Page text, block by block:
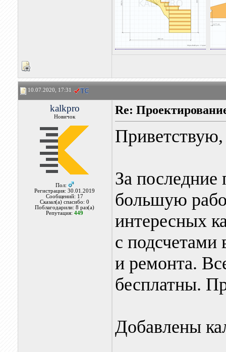
10.07.2020, 17:31
kalkpro
Новичок
Пол:
Регистрация: 30.01.2019
Сообщений: 17
Сказал(а) спасибо: 0
Поблагодарили: 8 раз(а)
Репутация:449
Re:
Приветствую,
За
большую
интересных
с подсчетами
и ремонта.
бесплатны.
Добавлены